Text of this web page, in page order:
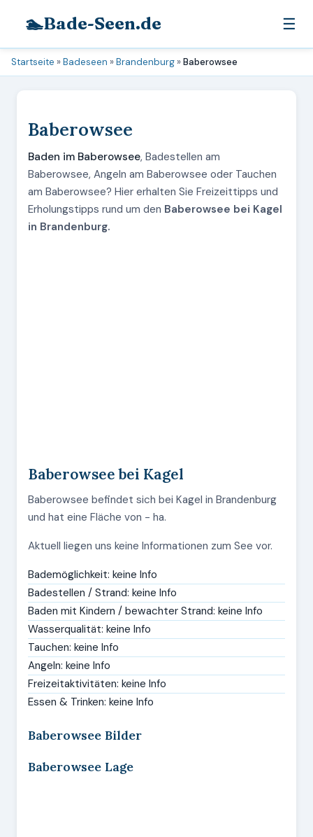
🏊Bade-Seen.de ☰
Startseite »Badeseen »Brandenburg »Baberowsee
Baberowsee
Baden im Baberowsee, Badestellen am
Baberowsee, Angeln am Baberowsee oder Tauchen
am Baberowsee? Hier erhalten Sie Freizeittipps und
Erholungstipps rund um den Baberowsee bei Kagel
in Brandenburg.
Baberowsee bei Kagel
Baberowsee befindet sich bei Kagel in Brandenburg
und hat eine Fläche von - ha.
Aktuell liegen uns keine Informationen zum See vor.
Bademöglichkeit: keine Info
Badestellen / Strand: keine Info
Baden mit Kindern / bewachter Strand: keine Info
Wasserqualität: keine Info
Tauchen: keine Info
Angeln: keine Info
Freizeitaktivitäten: keine Info
Essen & Trinken: keine Info
Baberowsee Bilder
Baberowsee Lage